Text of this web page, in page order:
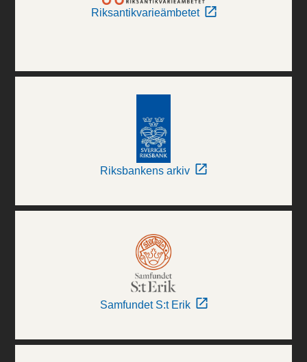
Riksantikvarieämbetet
Riksbankens arkiv
Samfundet S:t Erik